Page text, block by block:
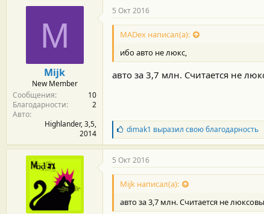
Только сверчки зае***ли... силиконом
M
Mijk
New Member
Сообщения
10
Благодарности
2
Авто
Highlander, 3,5,
2014
5 Окт 2016
MADex написал(а):
ибо авто не люкс,
авто за 3,7 млн. Считается не
Б
л
а
г
о
д
а
н
dimak1 выразил свою благодарность
5 Окт 2016
Mijk написал(а):
авто за 3,7 млн. Считается не